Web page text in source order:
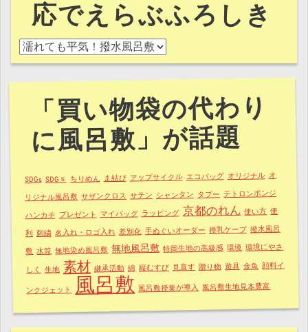
応でえらぶふろしき
ご要望に応える風呂敷製作と誠意ある対応でえらぶふろし
「買い物袋の代わり
に風呂敷」が話題
SDGs SDGｓ ちりめん ま結び アップサイクル エコバッグ オリジナル オ
リジナル風呂敷 サザンクロス サテン シャンタン タブー テトロンポンジ
ハンカチ プレゼント マイバッグ ラッピング 京都のれん 使い方 便
利 刺繍 名入れ・ロゴ入れ 差別化 手ぬぐいオーダー 授乳ケープ 撥水風呂
敷 水筒 無地染め風呂敷 無地風呂敷 特岡生地の高級感 環境 環境にやさ
しく 生地 素材 継承活動 綿 縦むすび 見直す 贈り物 遊具 金魚 顔料イ
ンクジェット 風呂敷 風呂敷授業が導入 風呂敷生地見本豊富